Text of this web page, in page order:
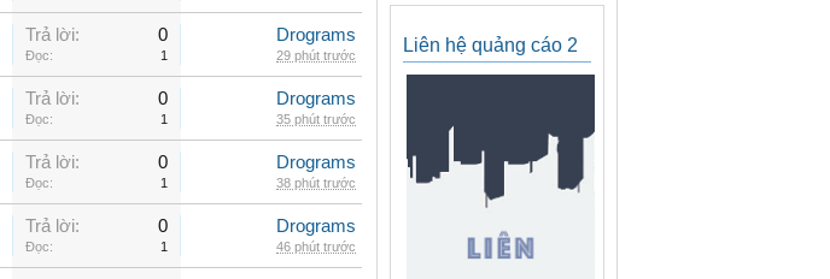
Trả lời: 0
Đọc: 1
Drograms
29 phút trước
Trả lời: 0
Đọc: 1
Drograms
35 phút trước
Trả lời: 0
Đọc: 1
Drograms
38 phút trước
Trả lời: 0
Đọc: 1
Drograms
46 phút trước
Liên hệ quảng cáo 2